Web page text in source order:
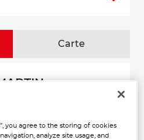
Carte
du Gouah
you agree to the storing of cookies
analyze site usage, and